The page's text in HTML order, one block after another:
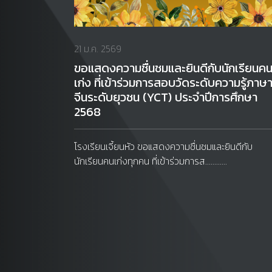
21 ม.ค. 2569
ขอแสดงความชื่นชมและยินดีกับนักเรียนคน
เก่ง ที่เข้าร่วมการสอบวัดระดับความรู้ภาษา
จีนระดับยุวชน (YCT) ประจำปีการศึกษา
2568
โรงเรียนเจี้ยนหัว ขอแสดงความชื่นชมและยินดีกับ
นักเรียนคนเก่งทุกคน ที่เข้าร่วมการส............